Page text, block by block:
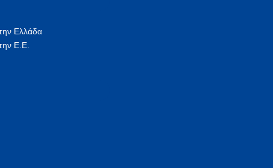
Ελλάδα
Ε.Ε.